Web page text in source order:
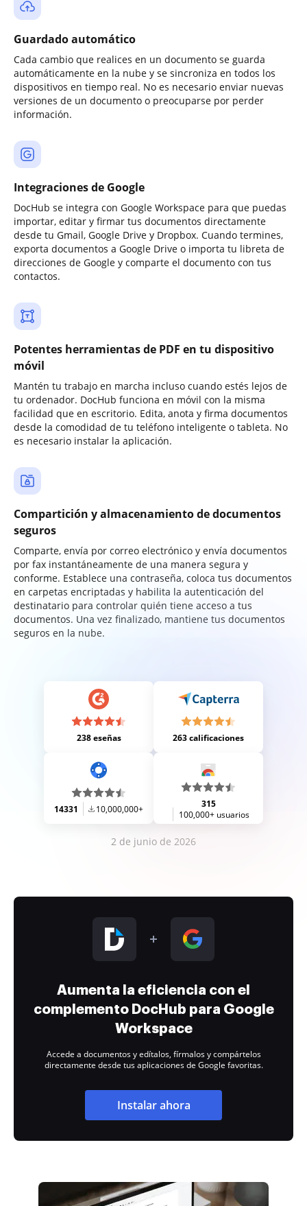
Guardado automático
Cada cambio que realices en un documento se guarda
automáticamente en la nube y se sincroniza en todos los
dispositivos en tiempo real. No es necesario enviar nuevas
versiones de un documento o preocuparse por perder
información.
Integraciones de Google
DocHub se integra con Google Workspace para que puedas
importar, editar y firmar tus documentos directamente
desde tu Gmail, Google Drive y Dropbox. Cuando termines,
exporta documentos a Google Drive o importa tu libreta de
direcciones de Google y comparte el documento con tus
contactos.
Potentes herramientas de PDF en tu dispositivo
móvil
Mantén tu trabajo en marcha incluso cuando estés lejos de
tu ordenador. DocHub funciona en móvil con la misma
facilidad que en escritorio. Edita, anota y firma documentos
desde la comodidad de tu teléfono inteligente o tableta. No
es necesario instalar la aplicación.
Compartición y almacenamiento de documentos
seguros
Comparte, envía por correo electrónico y envía documentos
por fax instantáneamente de una manera segura y
conforme. Establece una contraseña, coloca tus documentos
en carpetas encriptadas y habilita la autenticación del
destinatario para controlar quién tiene acceso a tus
documentos. Una vez finalizado, mantiene tus documentos
seguros en la nube.
238 eseñas 263 calificaciones
14331 10,000,000+
315
100,000+ usuarios
2 de junio de 2026
Aumenta la eficiencia con el
complemento DocHub para Google
Workspace
Accede a documentos y edítalos, fírmalos y compártelos
directamente desde tus aplicaciones de Google favoritas.
Instalar ahora